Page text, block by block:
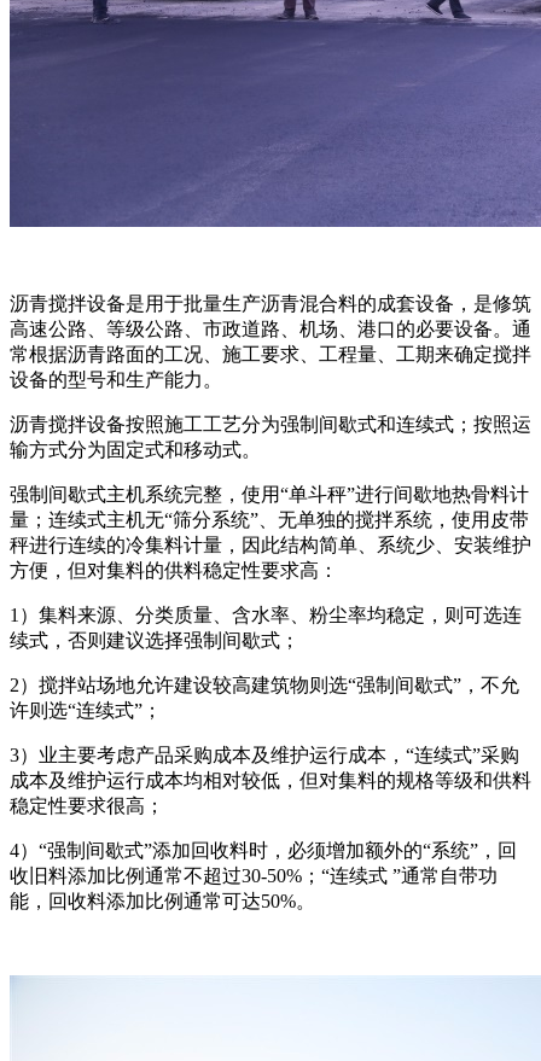
沥青搅拌设备是用于批量生产沥青混合料的成套设备，是修筑
高速公路、等级公路、市政道路、机场、港口的必要设备。通
常根据沥青路面的工况、施工要求、工程量、工期来确定搅拌
设备的型号和生产能力。
沥青搅拌设备按照施工工艺分为强制间歇式和连续式；按照运
输方式分为固定式和移动式。
强制间歇式主机系统完整，使用“单斗秤”进行间歇地热骨料计
量；连续式主机无“筛分系统”、无单独的搅拌系统，使用皮带
秤进行连续的冷集料计量，因此结构简单、系统少、安装维护
方便，但对集料的供料稳定性要求高：
1）集料来源、分类质量、含水率、粉尘率均稳定，则可选连
续式，否则建议选择强制间歇式；
2）搅拌站场地允许建设较高建筑物则选“强制间歇式”，不允
许则选“连续式”；
3）业主要考虑产品采购成本及维护运行成本，“连续式”采购
成本及维护运行成本均相对较低，但对集料的规格等级和供料
稳定性要求很高；
4）“强制间歇式”添加回收料时，必须增加额外的“系统”，回
收旧料添加比例通常不超过30-50%；“连续式 ”通常自带功
能，回收料添加比例通常可达50%。